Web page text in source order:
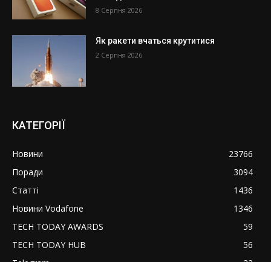
8 Серпня 2026
Як ракети вчаться крутитися
2 Серпня 2026
КАТЕГОРІЇ
Новини
23766
Поради
3094
Статті
1436
Новини Vodafone
1346
TECH TODAY AWARDS
59
TECH TODAY HUB
56